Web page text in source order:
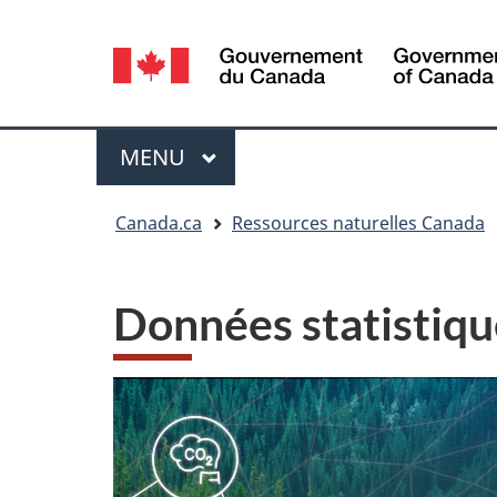
Sélection
de
la
langue
Menu
MENU PRINCIPAL
Canada.ca Ressources naturelles Canada
Données